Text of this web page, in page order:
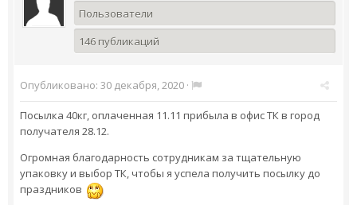
Пользователи
146 публикаций
Опубликовано: 30 декабря, 2020 ·
Посылка 40кг, оплаченная 11.11 прибыла в офис ТК в город
получателя 28.12.
Огромная благодарность сотрудникам за тщательную
упаковку и выбор ТК, чтобы я успела получить посылку до
праздников